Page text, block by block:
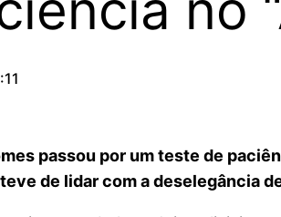
passou por um teste de
de lidar com a deselegância